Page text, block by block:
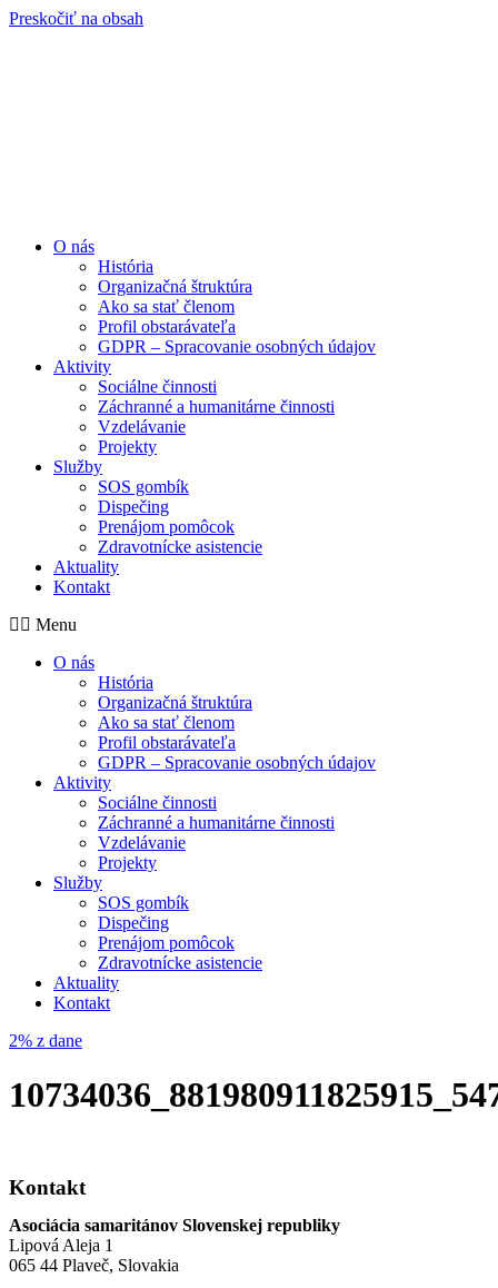
Preskočiť na obsah
O nás
História
Organizačná štruktúra
Ako sa stať členom
Profil obstarávateľa
GDPR – Spracovanie osobných údajov
Aktivity
Sociálne činnosti
Záchranné a humanitárne činnosti
Vzdelávanie
Projekty
Služby
SOS gombík
Dispečing
Prenájom pomôcok
Zdravotnícke asistencie
Aktuality
Kontakt
Menu
O nás
História
Organizačná štruktúra
Ako sa stať členom
Profil obstarávateľa
GDPR – Spracovanie osobných údajov
Aktivity
Sociálne činnosti
Záchranné a humanitárne činnosti
Vzdelávanie
Projekty
Služby
SOS gombík
Dispečing
Prenájom pomôcok
Zdravotnícke asistencie
Aktuality
Kontakt
2% z dane
Kontakt
Asociácia samaritánov Slovenskej republiky
Lipová Aleja 1
065 44 Plaveč, Slovakia